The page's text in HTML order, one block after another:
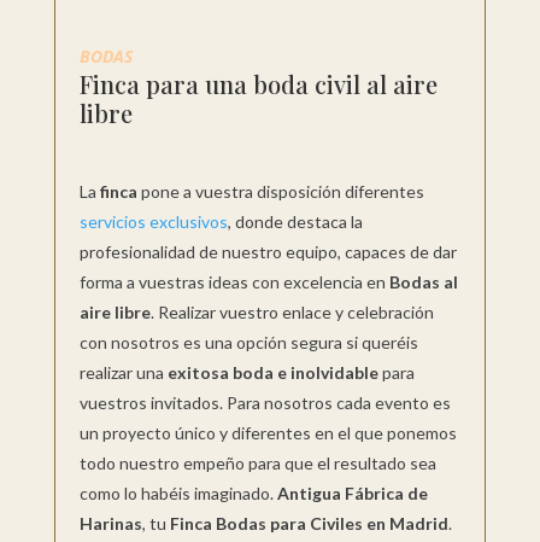
BODAS
Finca para una boda civil al aire
libre
La finca pone a vuestra disposición diferentes
servicios exclusivos, donde destaca la
profesionalidad de nuestro equipo, capaces de dar
forma a vuestras ideas con excelencia en Bodas al
aire libre. Realizar vuestro enlace y celebración
con nosotros es una opción segura si queréis
realizar una exitosa boda e inolvidablepara
vuestros invitados. Para nosotros cada evento es
un proyecto único y diferentes en el que ponemos
todo nuestro empeño para que el resultado sea
como lo habéis imaginado.Antigua Fábrica de
Harinas, tu Finca Bodas para Civiles en Madrid.